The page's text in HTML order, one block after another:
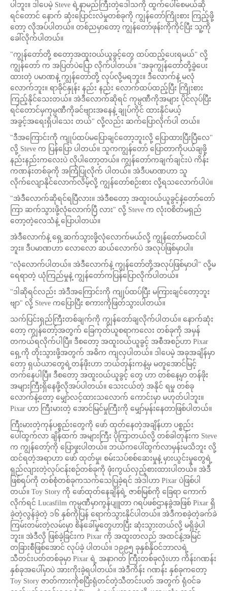
ပါဘူး။ ဒါပေမဲ့ Steve ရဲ့နာမည်ကြီးတဲ့ဒေါသကို ထွက်ပေါ်စေမယ်ဆို
ရင်တောင် နောက် ဆုံးပြောင်းလဲမှုတစ်ခုကို ကျွန်တော်ကြိုးစား ကြည့်ဖို့
တော့ လိုအပ်ပါတယ်။ တစ်ညမှာတော့ ကျွန်တော်ဖုန်းကိုကိုင်ပြီး သူ့ကို
ခေါ်လိုက်ပါတယ်။
"ကျွန်တော်တို့ စတော့အထူးဝယ်ယူခွင့်တွေ ထပ်ထည့်ပေးရမယ်" လို့
ကျွန်တော် က အပြတ်ပဲပြော လိုက်ပါတယ်။ "အခုကျွန်တော်တို့ခွဲပေး
ထားတဲ့ ပမာဏနဲ့ ကျွန်တော်တို့ လုပ်လို့မရဘူး။ ဒီလောက်နဲ့ မလုံ
လောက်ဘူး။ ရာခိုင်နှုန်း နည်း နည်း လောက်ထပ်ထည့်ပြီး ကြိုးစား
ကြည့်နိုင်သေးတယ်။ အဲဒီလောက်ဆိုရင် ကုမ္ပဏီကိုအများ ပိုင်လုပ်ပြီး
ရင်တောင်မှကုမ္ပဏီကိုခင်ဗျားအနေနဲ့ ချုပ်ကိုင် ထားနိုင်မယ့်
အခွင့်အရေးရှိပါသေး တယ်" လို့လည်း ဆက်ပြောလိုက်ပါ တယ်။
"ဒီအကြောင်းကို ကျုပ်ထပ်မပြောချင်တော့ဘူးလို့ ပြောထားပြီးပြီလေ"
လို့ Steve က ပြန်ပြော ပါတယ်။ သူကကျွန်တော် ပြောတာကိုပယ်ချဖို့
နည်းနည်းကလေးပဲ လိုပါတော့တယ်။ ကျွန်တော်ကချက်ချင်းပဲ ကိန်း
ကဏန်းတစ်ခုကို အကြံပြုလိုက် ပါတယ်။ အဲဒီပမာဏဟာ သူ
လိုက်လျောနိုင်လောက်လိမ့်လို့ ကျွန်တော်စဉ်းစား လို့ရသလောက်ပါပဲ။
"အဲဒီလောက်ဆိုရင်ရပြီလား။ အဲဒီစတော့ အထူးဝယ်ယူခွင့်နဲ့တော်တော်
ကြာ ဆက်သွားဖို့လုံလောက်ပြီ လား" လို့ Steve က လုံးဝစိတ်မရှည်
တော့တဲ့လေသံနဲ့ ပြောပါတယ်။
အဲဒီလောက်နဲ့ ရှေ့ဆက်သွားဖို့လုံလောက်မယ်လို့ ကျွန်တော်မထင်ပါ
ဘူး။ ဒီပမာဏဟာ လောလော ဆယ်လောက်ပဲ အလုပ်ဖြစ်မှာပါ။
“လုံလောက်ပါတယ်။ အဲဒီလောက်နဲ့ ကျွန်တော်တို့အလုပ်ဖြစ်မှာပါ" လို့မ
ရေရာတဲ့ ယုံကြည်မှုနဲ့ ကျွန်တော်ကပြန်ပြောလိုက်ပါတယ်။
"ဒါဆိုရင်လည်း အဲဒီအကြောင်းကို ကျုပ်ထပ်ပြီး မကြားချင်တော့ဘူး
ဗျာ" လို့ Steve ကပြောပြီး စကားကိုဖြတ်သွားပါတယ်။
သက်ပြင်းရှည်ကြီးတစ်ချက်ကို ကျွန်တော်ချလိုက်ပါတယ်။ နောက်ဆုံး
တော့ ကျွန်တော့်အတွက် ခြေကုတ်ယူစရာကလေး တစ်ခုကို အမှန်
တကယ်ရလိုက်ပါပြီ။ ဒီစတော့ အထူးဝယ်ယူခွင့် အစီအစဉ်ဟာ Pixar
ရှေ့ကို တိုးသွားဖို့အတွက် အဓိက ကျလှပါတယ်။ ဒါပေမဲ့ အခုအချိန်မှာ
တော့ ရှယ်ယာတွေရဲ့တန်ဖိုးဟာ ဘယ်တုန်းကနဲ့မှ မတူအောင်မြင့်
တက်နေပါပြီ။ ဒီစတော့ အထူးဝယ်ယူခွင့် တွေ ဟာ တစ်နေ့မှာ တန်ဖိုး
အများကြီးရှိနေဖို့လိုအပ်ပါတယ်။ သေးငယ်တဲ့ အနိုင် ရမှု တစ်ခု
လောက်နဲ့တော့ မျှော်လင့်ထားသလောက် ကောင်းမှာ မဟုတ်ပါဘူး။
Pixar ဟာ ကြီးမားတဲ့ အောင်မြင်မှုကြီးကို မျှော်မှန်းနေတာဖြစ်ပါတယ်။
ကြီးမားတဲ့ကုန်ပစ္စည်းတွေကို ဖော် ထုတ်နေတဲ့အချိန်ဟာ ပစ္စည်း
ပေါ်ထွက်လာ ချိန်ထက် အများကြီး ပိုကြာတယ်လို့ တစ်ခါတုန်းက Steve
က ကျွန်တော့်ကို ပြောဖူးပါတယ်။ ဘယ်ကပေါ်ထွက်လာမှန်းမသိဘူး လို့
ထင်ရတဲ့အရာဟာ ဖော် ထုတ်မှု၊ စမ်းသပ်စစ်ဆေးမှုနဲ့ မှားယွင်းမှုတွေရဲ့
ရှည်လျားတဲ့လုပ်ငန်းစဉ်တစ်ခုကို ဖုံးကွယ်လှည့်စားထားပါတယ်။ အဲဒီ
ဖြစ်ရပ်ကို တစ်စုံတစ်ခုကသက်သေပြခဲ့ရင် အဲဒါဟာ Pixar ပဲဖြစ်ပါ
တယ်။ Toy Story ကို ဖော်ထုတ်နေချိန်ရဲ့ ဇာစ်မြစ်ကို ခြေရာ ကောက်
လိုက်ရင် Lucasfilm ကုမ္ပဏီမှာကွန်ပျူတာ ဂရပ်ဖစ်ဌာနခွဲအဖြစ် Pixar ရှိ
ခဲ့တဲ့လွန်ခဲ့တဲ့ ၁၆ နှစ်ကိုပြန် ရောက်သွားနိုင်ပါတယ်။ အဲဒီကစခဲ့တဲ့ခက်ခဲ
ကြမ်းတမ်းတဲ့လမ်းမှာ စိန်ခေါ်မှုတွေဟာပြီး ဆုံးသွားတယ်လို့ မရှိခဲ့ပါ
ဘူး။ အဲဒီလို ဖြစ်ခဲ့ခြင်းက Pixar ကို အထူးတလည် အထင်နဲ့အမြင်
တခြားစီဖြစ်အောင် လုပ်ခဲ့ ပါတယ်။ ၁၉၉၅ ခုနှစ်နိုဝင်ဘာလရဲ့
သီတင်းပတ်တစ်ခုမှာ Pixar ရဲ့ အနာဂတ် ကြီးတစ်ခုလုံးဟာ ကိန်းဂဏန်း
နှစ်ခုအပေါ်မှာပဲ အားကိုးခဲ့ရပါတယ်။ အဲဒီကိန်း ဂဏန်း နှစ်ခုကတော့
Toy Story ဇာတ်ကားကိုစပြီးရုံတင်တဲ့သီတင်းပတ် အတွက် ရုံဝင်ခ